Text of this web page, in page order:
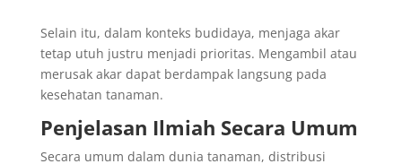
Selain itu, dalam konteks budidaya, menjaga akar
tetap utuh justru menjadi prioritas. Mengambil atau
merusak akar dapat berdampak langsung pada
kesehatan tanaman.
Penjelasan Ilmiah Secara Umum
Secara umum dalam dunia tanaman, distribusi